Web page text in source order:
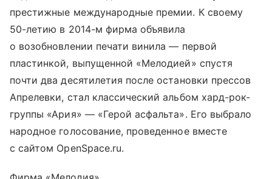
престижные международные премии. К своему
50-летию в 2014-м фирма объявила
о возобновлении печати винила — первой
пластинкой, выпущенной «Мелодией» спустя
почти два десятилетия после остановки прессов
Апрелевки, стал классический альбом хард-рок-
группы «Ария» — «Герой асфальта». Его выбрало
народное голосование, проведенное вместе
с сайтом OpenSpace.ru.